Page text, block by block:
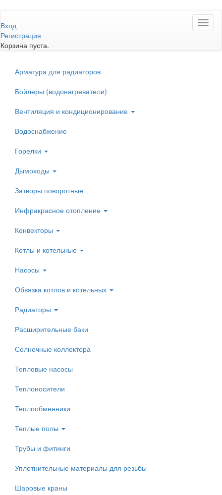
к
основному
содержанию
Вход
Регистрация
Корзина пуста.
Арматура для радиаторов
Бойлеры (водонагреватели)
Вентиляция и кондиционирование
Водоснабжение
Горелки
Дымоходы
Затворы поворотные
Инфракрасное отопление
Конвекторы
Котлы и котельные
Насосы
Обвязка котлов и котельных
Радиаторы
Расширительные баки
Солнечные коллектора
Тепловые насосы
Теплоносители
Теплообменники
Теплые полы
Трубы и фитинги
Уплотнительные материалы для резьбы
Шаровые краны